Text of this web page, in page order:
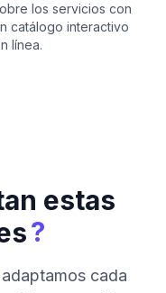
los servicios con
catálogo interactivo
línea.
estas
?
cada